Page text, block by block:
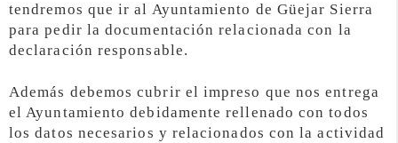
tendremos que ir al Ayuntamiento de Güejar Sierra
para pedir la documentación relacionada con la
declaración responsable.
Además debemos cubrir el impreso que nos entrega
el Ayuntamiento debidamente rellenado con todos
los datos necesarios y relacionados con la actividad